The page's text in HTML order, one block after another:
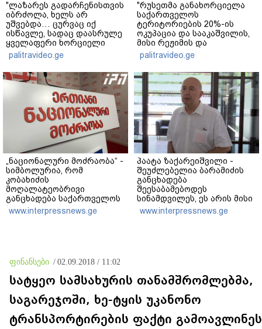
"ლაზარეს გადარჩენისთვის
იბრძოლა, ხელს არ
უშვებდა… ცურვაც იქ
ისწავლე, სადაც დაასრულე
ყველაფერი ხორციელი
ცხოვრებიდან" – რას წერს
ხობში დაღუპული დედა-
შვილის ახლობელი?
palitravideo.ge
"რუსეთმა განახორციელა
საქართველოს
ტერიტორიების 20%-ის
ოკუპაცია და სააკაშვილის,
მისი რეჟიმის და
"ნაცმოძრაობის" ღალატი
ვერანაირად ვერ
გადაფარავს ამ
დანაშაულს" - ირაკლი
კობახიძე
palitravideo.ge
„ნაციონალური მოძრაობა“ -
სიმბოლურია, რომ
კობახიძის
მოღალატეობრივი
განცხადება საქართველოს
თავისუფლებისთვის
შეწირული გმირების
www.interpressnews.ge
პაატა ზაქარეიშვილი -
შეუძლებელია ბარამიძის
განცხადება
შეესაბამებოდეს
სინამდვილეს, ეს არის მისი
მოსაზრება, აბსოლუტურად
ამოვარდნილი
www.interpressnews.ge
ფინანსები / 02.09.2018 / 11:02
სატყეო სამსახურის თანამშრომლებმა,
საგარეჯოში, ხე-ტყის უკანონო
ტრანსპორტირების ფაქტი გამოავლინეს